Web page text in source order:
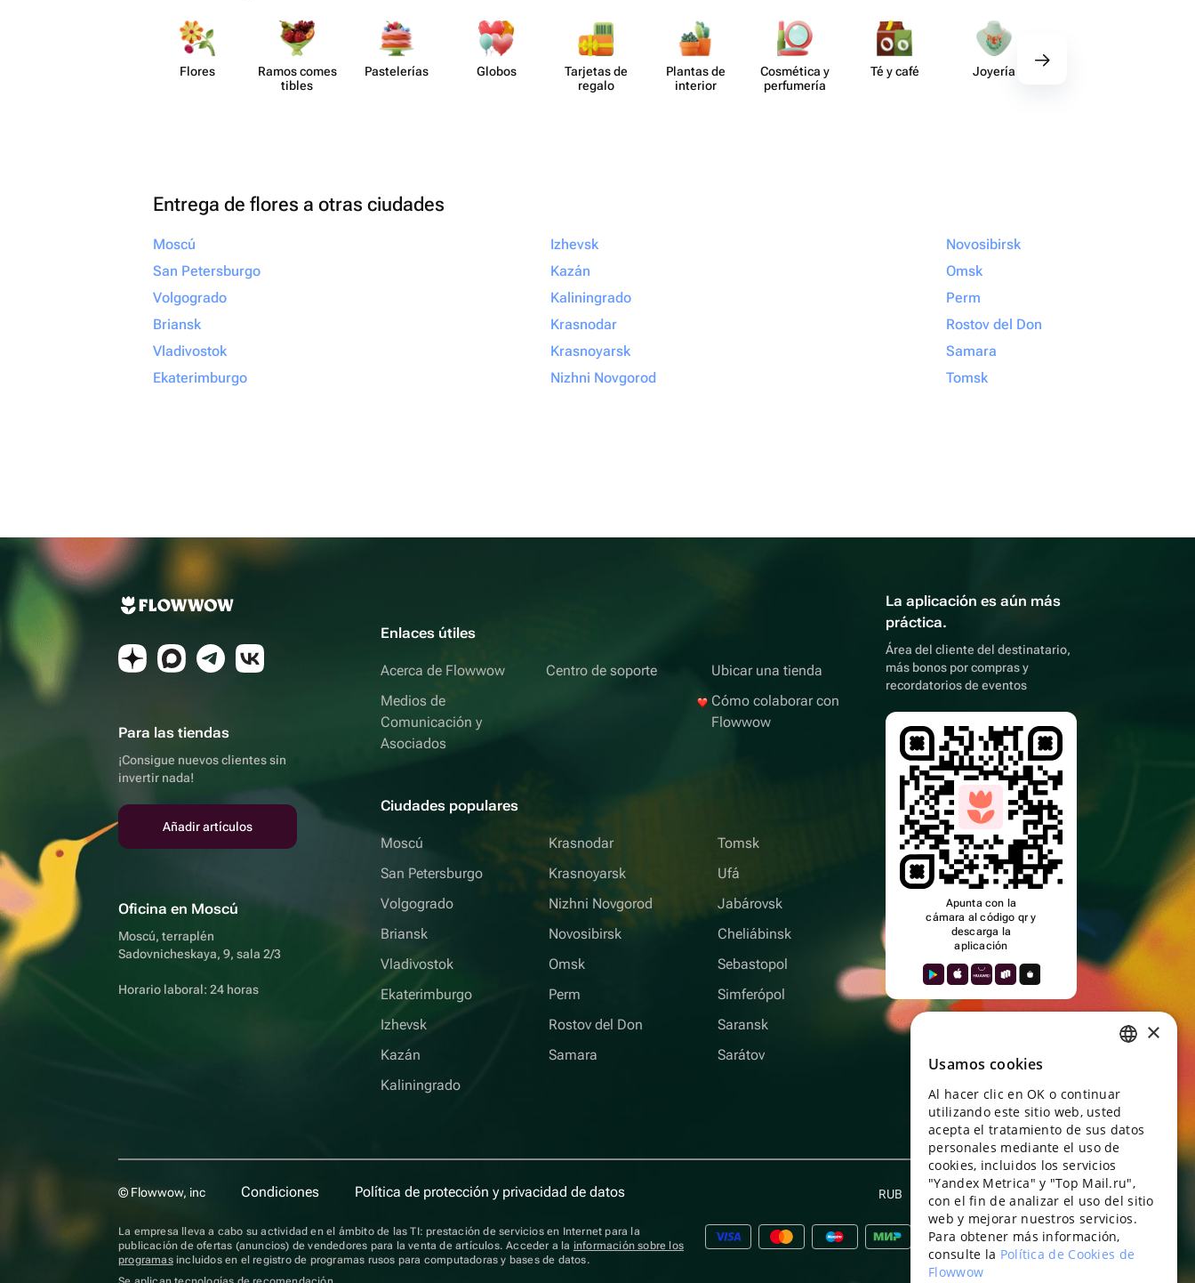
Flores
Ramos comes​
tibles
Paste​lerías Globos
Tarjetas de
regalo
Plantas de
interior
Cosmética y
perf​umería
Té y café Joyería
Entrega de flores a otras ciudades
Moscú
San Petersburgo
Volgogrado
Briansk
Vladivostok
Ekaterimburgo
Izhevsk
Kazán
Kaliningrado
Krasnodar
Krasnoyarsk
Nizhni Novgorod
Novosibirsk
Omsk
Perm
Rostov del Don
Samara
Tomsk
Para las tiendas
¡Consigue nuevos clientes sin
invertir nada!
Añadir artículos
Oficina en Moscú
Moscú, terraplén
Sadovnicheskaya, 9, sala 2/3
Horario laboral: 24 horas
Enlaces útiles
Acerca de Flowwow
Medios de
Comunicación y
Asociados
Centro de soporte
Ubicar una tienda
Cómo colaborar con
Flowwow
Ciudades populares
Moscú
San Petersburgo
Volgogrado
Briansk
Vladivostok
Ekaterimburgo
Izhevsk
Kazán
Kaliningrado
Krasnodar
Krasnoyarsk
Nizhni Novgorod
Novosibirsk
Omsk
Perm
Rostov del Don
Samara
Tomsk
Ufá
Jabárovsk
Cheliábinsk
Sebastopol
Simferópol
Saransk
Sarátov
La aplicación es aún más
práctica.
Área del cliente del destinatario,
más bonos por compras y
recordatorios de eventos
Apunta con la
cámara al código qr y
descarga la
aplicación
© Flowwow, inc Condiciones Política de protección y privacidad de datos RUB Español
La empresa lleva a cabo su actividad en el ámbito de las TI: prestación de servicios en Internet para la
publicación de ofertas (anuncios) de vendedores para la venta de artículos. Acceder a la información sobre los
programasincluidos en el registro de programas rusos para computadoras y bases de datos.
ENGLISH
UKRAINIAN
PORTUGUESE
SPANISH
HUNGARIAN
ITALIAN
×
Usamos cookies
Al hacer clic en OK o continuar
utilizando este sitio web, usted
acepta el tratamiento de sus datos
personales mediante el uso de
cookies, incluidos los servicios
"Yandex Metrica" y "Top Mail.ru",
con el fin de analizar el uso del sitio
web y mejorar nuestros servicios.
Para obtener más información,
consulte la Política de Cookies de
Flowwow